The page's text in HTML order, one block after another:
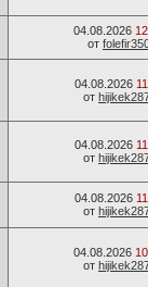
04.08.2026
от
04.08.2026
от
04.08.2026
от
04.08.2026
от
04.08.2026
от